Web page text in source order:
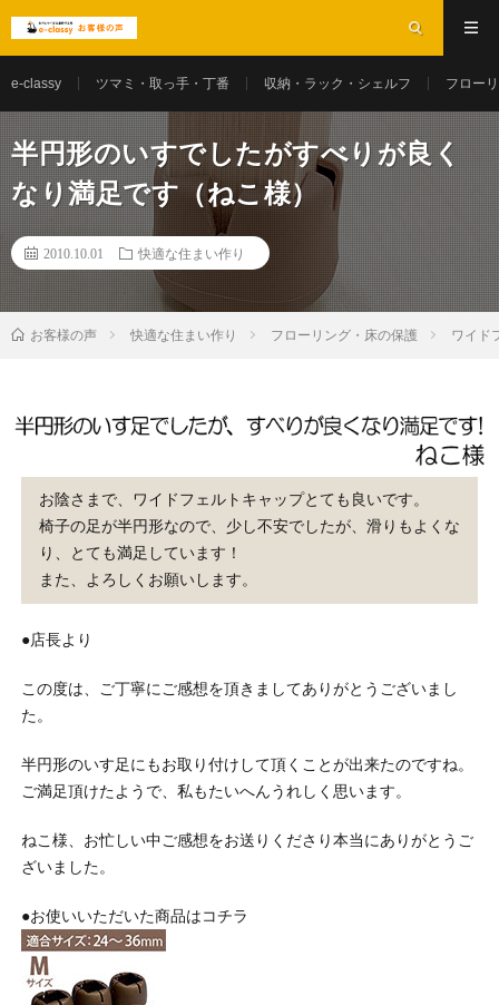
e-classy ツマミ・取っ手・丁番 収納・ラック・シェルフ フロー
半円形のいすでしたがすべりが良く
なり満足です（ねこ様）
2010.10.01 快適な住まい作り
お客様の声 快適な住まい作り フローリング・床の保護 ワイド
お陰さまで、ワイドフェルトキャップとても良いです。
椅子の足が半円形なので、少し不安でしたが、滑りもよくな
り、とても満足しています！
また、よろしくお願いします。
●店長より
この度は、ご丁寧にご感想を頂きましてありがとうございまし
た。
半円形のいす足にもお取り付けして頂くことが出来たのですね。
ご満足頂けたようで、私もたいへんうれしく思います。
ねこ様、お忙しい中ご感想をお送りくださり本当にありがとうご
ざいました。
●お使いいただいた商品はコチラ